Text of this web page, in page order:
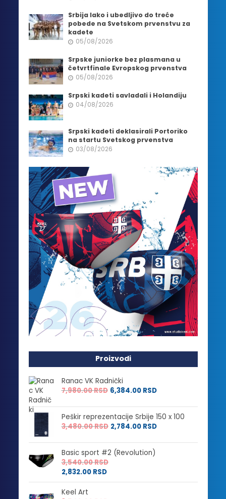
Srbija lako i ubedljivo do treće
pobede na Svetskom prvenstvu za
kadete
05/08/2026
Srpske juniorke bez plasmana u
četvrtfinale Evropskog prvenstva
05/08/2026
Srpski kadeti savladali i Holandiju
04/08/2026
Srpski kadeti deklasirali Portoriko
na startu Svetskog prvenstva
03/08/2026
Proizvodi
Ranac VK Radnički
7,980.00RSD 6,384.00 RSD
Peškir reprezentacije Srbije 150 x 100
3,480.00RSD 2,784.00 RSD
Basic sport #2 (Revolution)
3,540.00RSD
2,832.00 RSD
Keel Art